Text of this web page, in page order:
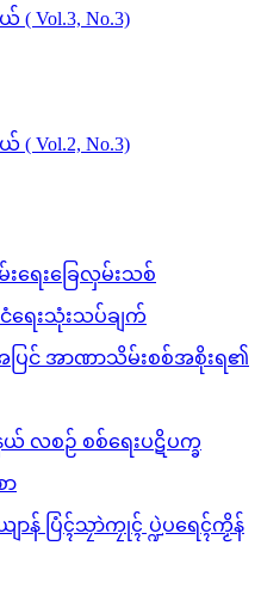
( Vol.3, No.3)
( Vol.2, No.3)
ရေးခြေလှမ်းသစ်
ငံရေးသုံးသပ်ချက်
ပြင် အာဏာသိမ်းစစ်အစိုးရ၏
ယ် လစဉ် စစ်ရေးပဋိပက္ခ
ာန် ပြံၚ်သၠာဲကၠုၚ် ပ္ဍဲပရေၚ်ကၟိန်